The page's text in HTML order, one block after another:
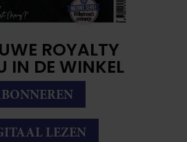
ROYALTY
IN DE WINKEL
LEZEN